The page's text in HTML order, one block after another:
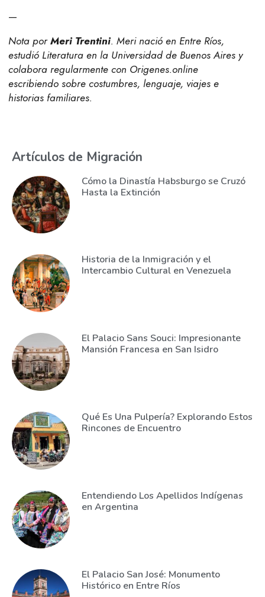
—
Nota porMeri Trentini. Meri nació en Entre Ríos,
estudió Literatura en la Universidad de Buenos Aires y
colabora regularmente con Origenes.online
escribiendo sobre costumbres, lenguaje, viajes e
historias familiares.
Artículos de Migración
Cómo la Dinastía Habsburgo se Cruzó
Hasta la Extinción
Historia de la Inmigración y el
Intercambio Cultural en Venezuela
El Palacio Sans Souci: Impresionante
Mansión Francesa en San Isidro
Qué Es Una Pulpería? Explorando Estos
Rincones de Encuentro
Entendiendo Los Apellidos Indígenas
en Argentina
El Palacio San José: Monumento
Histórico en Entre Ríos